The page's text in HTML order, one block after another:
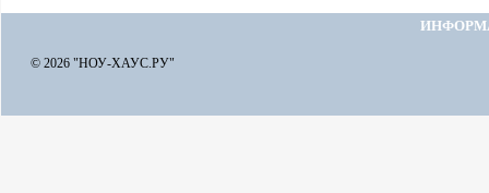
© 2026 "НОУ-ХАУС.РУ"